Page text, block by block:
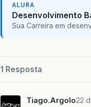
ALURA
Desenvolvimento
Sua Carreira em
1 Resposta
Tiago.Argolo22